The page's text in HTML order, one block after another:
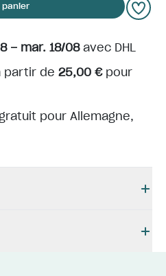
panier
– mar. 18/08avec DHL
partir de 25,00 €pour
pour Allemagne,